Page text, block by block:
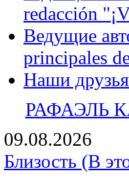
redacción
Ведущие
principales
Наши
РАФАЭЛЬ
09.08.2026
Близость (В